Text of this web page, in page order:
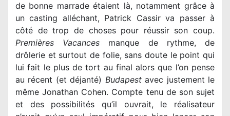
de bonne marrade étaient là, notamment grâce à
un casting alléchant, Patrick Cassir va passer à
côté de trop de choses pour réussir son coup.
Premières Vacances manque de rythme, de
drôlerie et surtout de folie, sans doute le point qui
lui fait le plus de tort au final alors que l’on pense
au récent (et déjanté) Budapestavec justement le
même Jonathan Cohen. Compte tenu de son sujet
et des possibilités qu’il ouvrait, le réalisateur